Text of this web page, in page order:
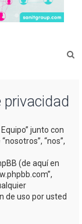
privacidad
junto con
“nos”,
(de aquí en
de uso por usted